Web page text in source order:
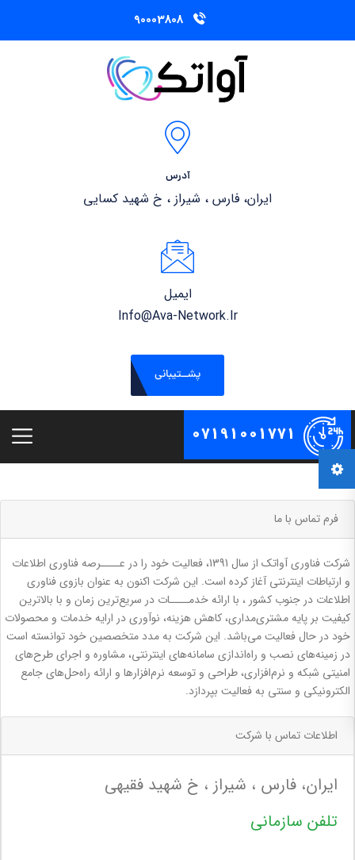
90003808
آدرس
ایران، فارس ، شیراز ، خ شهید کسایی
ایمیل
Info@ava-Network.ir
پشــتیبانی
07191001771
فرم تماس با ما
شرکت فناوری آواتک از سال 1391، فعالیت خود را در عــــرصه فناوری اطلاعات
و ارتباطات اینترنتی آغاز کرده است. این شرکت اکنون به عنوان بازوی فناوری
اطلاعات در جنوب کشور ، با ارائه خدمــــات در سریع‌ترین زمان و با بالاترین
کیفیت بر پایه مشتری‌مداری، کاهش هزینه، نوآوری در ارایه خدمات و محصولات
خود در حال فعالیت می‌باشد. این شرکت به مدد متخصصین خود توانسته است
در زمینه‌های نصب و راه‌اندازی سامانه‌های اینترنتی، مشاوره و اجرای طرح‌های
امنیتی شبکه و نرم‌افزاری، طراحی و توسعه نرم‌افزارها و ارائه راه‌حل‌های جامع
الکترونیکی و سنتی به فعالیت بپردازد.
اطلاعات تماس با شرکت
ایران، فارس ، شیراز ، خ شهید فقیهی
تلفن سازمانی